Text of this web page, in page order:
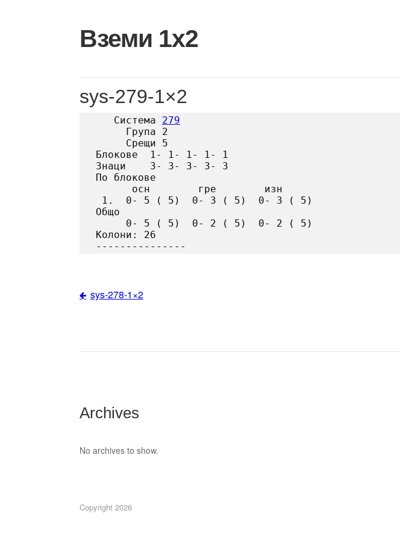
content
Вземи 1х2
sys-279-1×2
   Система
279
     Група 2
     Срещи 5
Блокове  1- 1- 1- 1- 1
Знаци    3- 3- 3- 3- 3
По блокове
      осн        гре        изн
1.  0- 5 ( 5)  0- 3 ( 5)  0- 3 ( 5)
Общо
     0- 5 ( 5)  0- 2 ( 5)  0- 2 ( 5)
Колони: 26
Post
sys-278-1×2
Archives
No archives to show.
Copyright 2026